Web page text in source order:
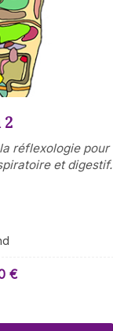
2
réflexologie pour
et digestif.
€